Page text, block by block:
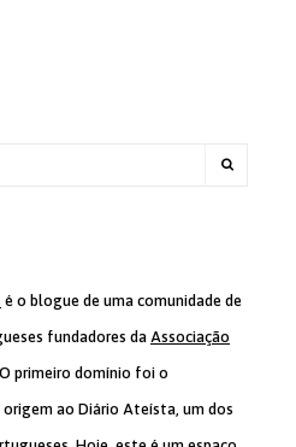
é o blogue de uma comunidade de
fundadores da Associação
primeiro domínio foi o
ao Diário Ateísta, um dos